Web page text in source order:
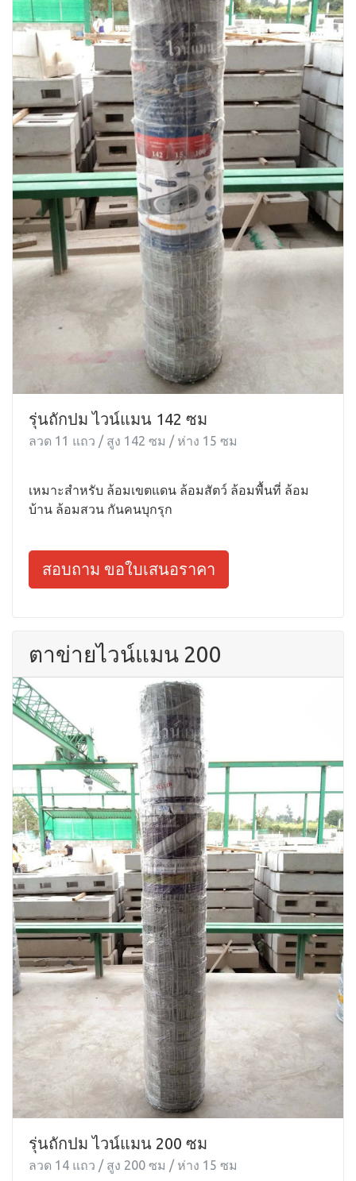
รุ่นถักปม ไวน์แมน 142 ซม
ลวด 11 แถว / สูง 142 ซม / ห่าง 15 ซม
เหมาะสำหรับ ล้อมเขตแดน ล้อมสัตว์ ล้อมพื้นที่ ล้อม
บ้าน ล้อมสวน กันคนบุกรุก
สอบถาม ขอใบเสนอราคา
ตาข่ายไวน์แมน 200
รุ่นถักปม ไวน์แมน 200 ซม
ลวด 14 แถว / สูง 200 ซม / ห่าง 15 ซม